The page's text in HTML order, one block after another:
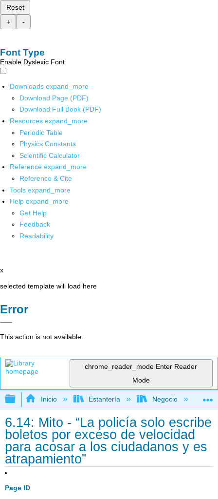
Reset
+
-
Font Type
Enable Dyslexic Font
Downloads expand_more
Download Page (PDF)
Download Full Book (PDF)
Resources expand_more
Periodic Table
Physics Constants
Scientific Calculator
Reference expand_more
Reference & Cite
Tools expand_more
Help expand_more
Get Help
Feedback
Readability
x
selected template will load here
Error
This action is not available.
chrome_reader_mode Enter Reader
Mode
Expandir/contraer jerarquía global
Inicio Estantería Negocio
6.14: Mito - “La policía solo escribe
boletos por exceso de velocidad
para acosar a los ciudadanos y es
atrapamiento”
Page ID